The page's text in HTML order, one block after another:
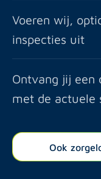
Voeren wij,
inspecties uit
Ontvang jij een
met de actuele
Ook